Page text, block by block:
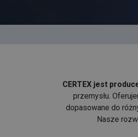
CERTEX jest
przemysłu.
dopasowane do
Nasze